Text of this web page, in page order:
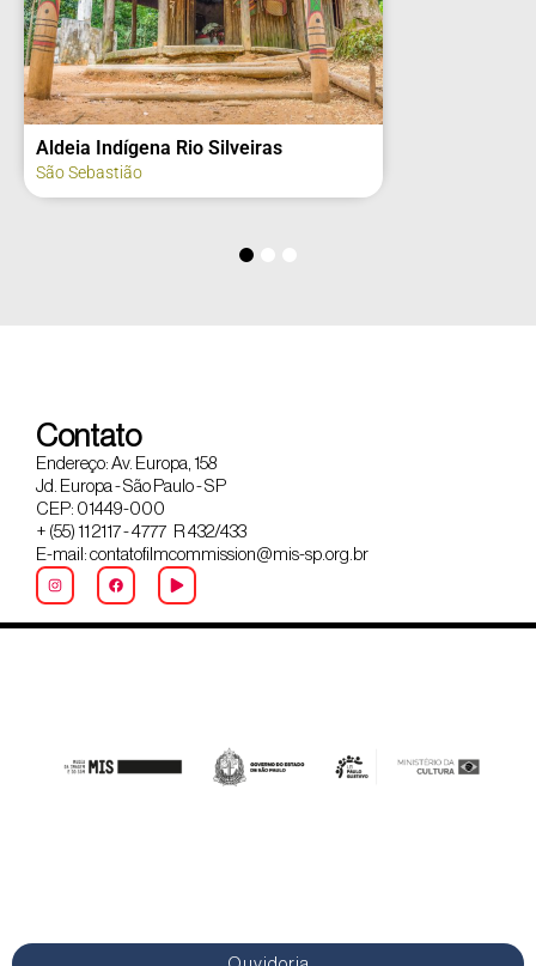
Aldeia Indígena Rio Silveiras
São Sebastião
Contato
Endereço: Av. Europa, 158
Jd. Europa - São Paulo - SP
CEP: 01449-000
+ (55) 11 2117 - 4777 R 432/433
E-mail: contatofilmcommission@mis-sp.org.br